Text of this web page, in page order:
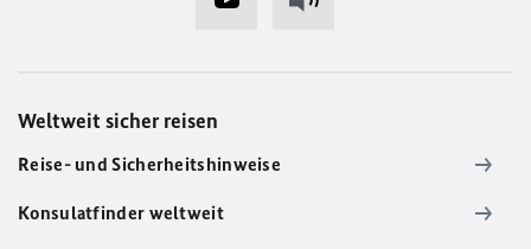
Weltweit sicher reisen
Reise- und Sicherheitshinweise
Konsulatfinder weltweit